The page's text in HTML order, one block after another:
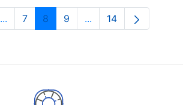
...Intermediate Pages Use TAB to
Page
7 Page
8 Page
9 ...Intermediate Pages
Page
14